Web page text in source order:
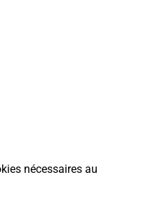
nécessaires au